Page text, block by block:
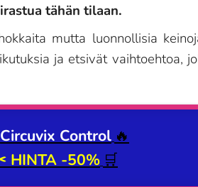
tähän tilaan.
mutta luonnollisia
ja etsivät vaihtoehtoa,
Circuvix Control 🔥
HINTA -50% 🛒